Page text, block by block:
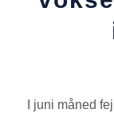
I juni måned